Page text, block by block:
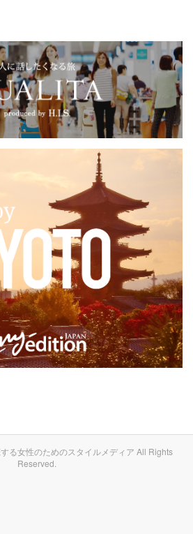
る女性のためのスタイルメディア All Rights
Reserved.